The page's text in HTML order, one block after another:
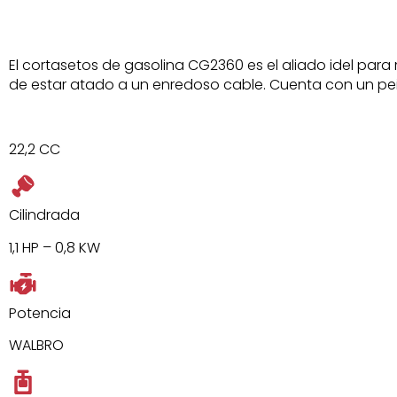
El cortasetos de gasolina CG2360 es el aliado idel
de estar atado a un enredoso cable. Cuenta con un
22,2 CC
Cilindrada
1,1 HP – 0,8 KW
Potencia
WALBRO